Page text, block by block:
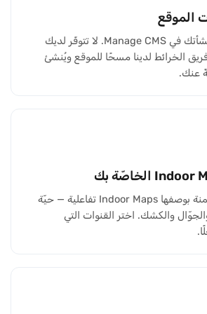
الموقع
يرقمن Mapsted منشأتك في Manage CMS. لا تتوفّر لديك
الخرائط لدينا مسحًا للموقع ويُنشئ
عنك.
تُطرح منشأتك المرقمنة بوصفها Indoor Maps تفاعلية — حيّة
والكشك. اختر القنوات التي